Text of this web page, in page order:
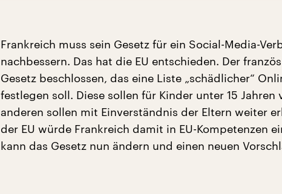
Frankreich muss sein Gesetz für ein Social-Media-
nachbessern. Das hat die EU entschieden. Der
Gesetz beschlossen, das eine Liste „schädlicher“
festlegen soll. Diese sollen für Kinder unter 15 Jahren
anderen sollen mit Einverständnis der Eltern weiter
der EU würde Frankreich damit in EU-Kompetenzen
kann das Gesetz nun ändern und einen neuen